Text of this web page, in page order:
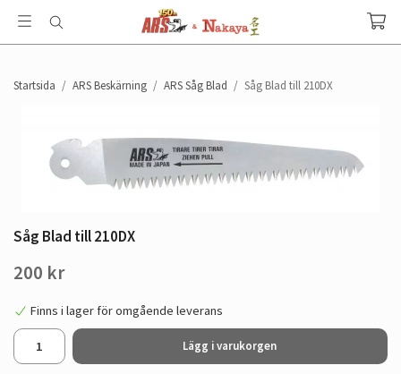
Startsida / ARS Beskärning / ARS Såg Blad / Såg Blad till 210DX
Såg Blad till 210DX
200 kr
Finns i lager för omgående leverans
Lägg i varukorgen